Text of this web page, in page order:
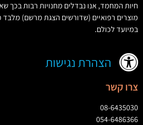
חיות המחמד,אנו נבדלים מחנויות רבות בכך
מוצרים רפואיים (שדורשים הצגת מרשם) מלבד
במיועד לכולם.
הצהרת נגישות
צרו קשר
08-6435030
054-6486366